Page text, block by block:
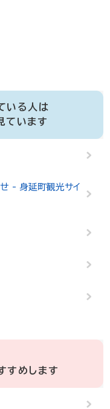
いる人は
ています
- 身延町観光サイ
すめします